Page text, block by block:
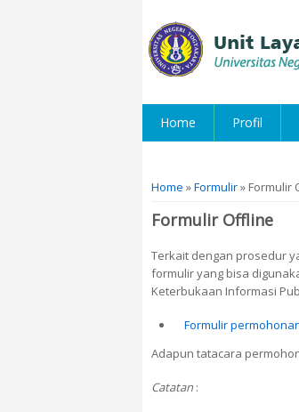
Home Profil
You are here
Home »Formulir» Formulir
Formulir Offline
Terkait dengan prosedur
formulir yang bisa
Keterbukaan Informasi
Formulir
Adapun tatacara
Catatan :